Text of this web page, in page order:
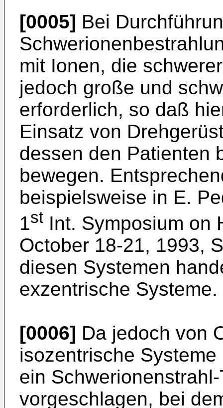
[0005] Bei
mit Ionen, die
jedoch große und
erforderlich, so daß
Einsatz von
dessen den Patienten
bewegen.
beispielsweise in E.
1st Int. Symposium on
October 18-21, 1993,
diesen Systemen
exzentrische Systeme.
[0006] Da jedoch von
isozentrische
ein
vorgeschlagen, bei